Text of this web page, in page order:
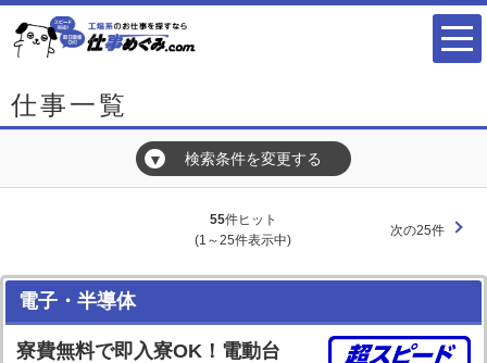
仕事一覧
▼ 検索条件を変更する
55件ヒット
(1～25件表示中)
次の25件
電子・半導体
寮費無料で即入寮OK！電動台